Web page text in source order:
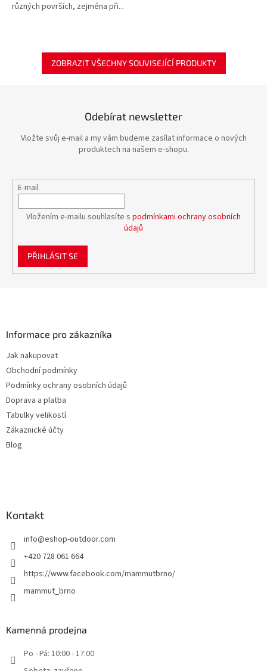
různých površích, zejména při...
ZOBRAZIT VŠECHNY SOUVISEJÍCÍ PRODUKTY
Odebírat newsletter
Vložte svůj e-mail a my vám budeme zasílat informace o nových
produktech na našem e-shopu.
E-mail
Vložením e-mailu souhlasíte s podmínkami ochrany osobních
údajů
PŘIHLÁSIT SE
Informace pro zákazníka
Jak nakupovat
Obchodní podmínky
Podmínky ochrany osobních údajů
Doprava a platba
Tabulky velikostí
Zákaznické účty
Blog
Kontakt
info@eshop-outdoor.com
+420 728 061 664
https://www.facebook.com/mammutbrno/
mammut_brno
Kamenná prodejna
Po - Pá: 10:00 - 17:00